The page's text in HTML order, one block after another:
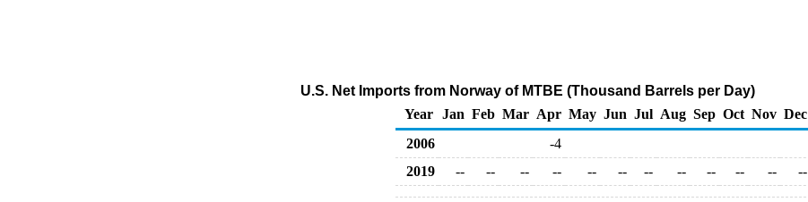
U.S. Net Imports from Norway of MTBE (Thousand Barrels per Day)
Year
Jan Feb Mar Apr May Jun Jul Aug Sep Oct Nov Dec
2006
-4
2019
-- -- -- -- -- -- -- -- -- -- -- --